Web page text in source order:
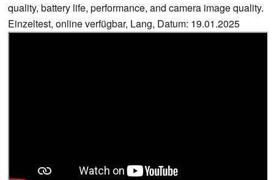
quality, battery life, performance, and camera image quality.
Einzeltest, online verfügbar, Lang, Datum: 19.01.2025